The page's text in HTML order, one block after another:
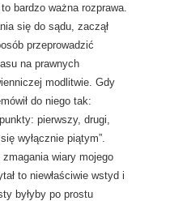
bardzo ważna rozprawa.
się do sądu, zaczął
przeprowadzić
na prawnych
modlitwie. Gdy
do niego tak:
pierwszy, drugi,
wyłącznie piątym”.
wiary mojego
to niewłaściwie wstyd i
byłyby po prostu